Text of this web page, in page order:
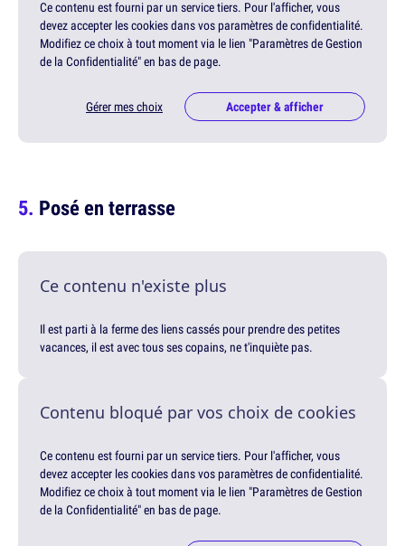
Ce contenu est fourni par un service tiers. Pour l'afficher, vous
devez accepter les cookies dans vos paramètres de confidentialité.
Modifiez ce choix à tout moment via le lien "Paramètres de Gestion
de la Confidentialité" en bas de page.
Gérer mes choix Accepter & afficher
Posé en terrasse
Ce contenu n'existe plus
Il est parti à la ferme des liens cassés pour prendre des petites
vacances, il est avec tous ses copains, ne t'inquiète pas.
Contenu bloqué par vos choix de cookies
Ce contenu est fourni par un service tiers. Pour l'afficher, vous
devez accepter les cookies dans vos paramètres de confidentialité.
Modifiez ce choix à tout moment via le lien "Paramètres de Gestion
de la Confidentialité" en bas de page.